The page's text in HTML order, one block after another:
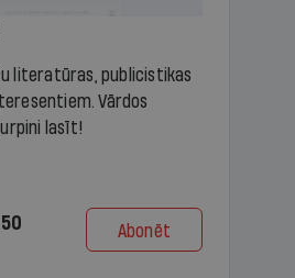
literatūras, publicistikas
Vārdos
lasīt!
Abonēt